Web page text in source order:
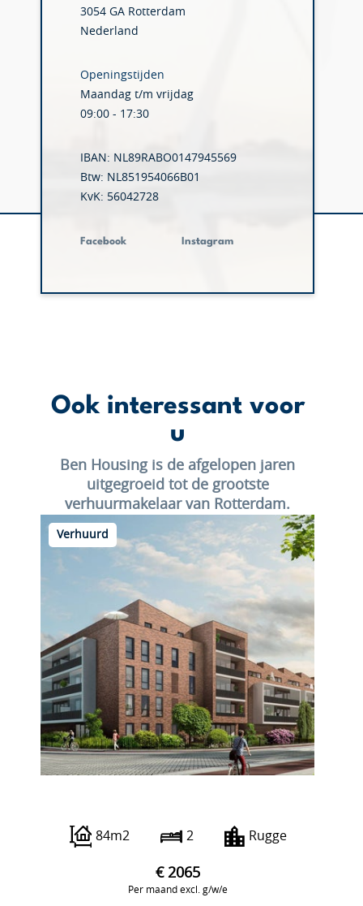
3054 GA Rotterdam
Nederland
Openingstijden
Maandag t/m vrijdag
09:00 - 17:30
IBAN: NL89RABO0147945569
Btw: NL851954066B01
KvK: 56042728
Facebook Instagram
Ook interessant voor
u
Ben Housing is de afgelopen jaren
uitgegroeid tot de grootste
verhuurmakelaar van Rotterdam.
Verhuurd
84m2 2 Rugge
€ 2065
Per maand excl. g/w/e